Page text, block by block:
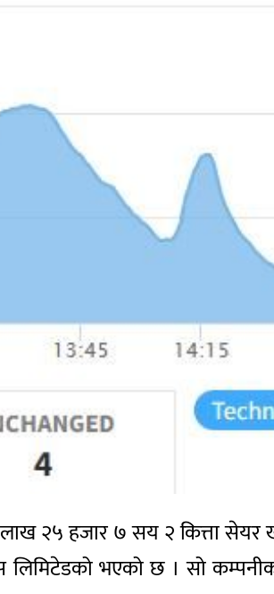
२५ हजार ७ सय २ कित्ता सेयर
लिमिटेडको भएको छ । सो